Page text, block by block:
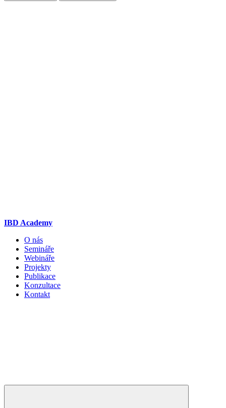
IBD Academy
O nás
Semináře
Webináře
Projekty
Publikace
Konzultace
Kontakt